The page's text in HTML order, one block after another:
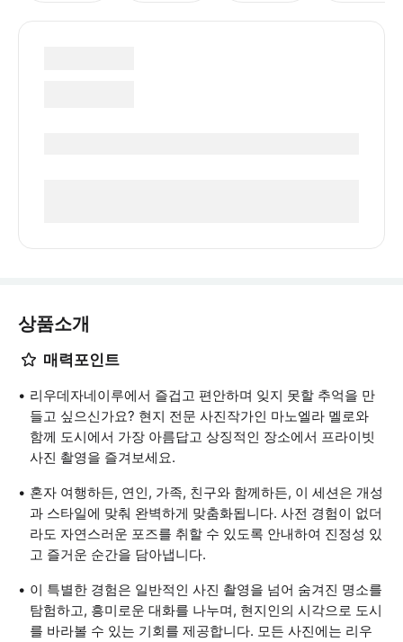
상품소개
매력포인트
리우데자네이루에서 즐겁고 편안하며 잊지 못할 추억을 만
들고 싶으신가요? 현지 전문 사진작가인 마노엘라 멜로와
함께 도시에서 가장 아름답고 상징적인 장소에서 프라이빗
사진 촬영을 즐겨보세요.
혼자 여행하든, 연인, 가족, 친구와 함께하든, 이 세션은 개성
과 스타일에 맞춰 완벽하게 맞춤화됩니다. 사전 경험이 없더
라도 자연스러운 포즈를 취할 수 있도록 안내하여 진정성 있
고 즐거운 순간을 담아냅니다.
이 특별한 경험은 일반적인 사진 촬영을 넘어 숨겨진 명소를
탐험하고, 흥미로운 대화를 나누며, 현지인의 시각으로 도시
를 바라볼 수 있는 기회를 제공합니다. 모든 사진에는 리우